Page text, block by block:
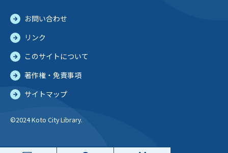
お問い合わせ
リンク
このサイトについて
著作権・免責事項
サイトマップ
©2024 Koto City Library.